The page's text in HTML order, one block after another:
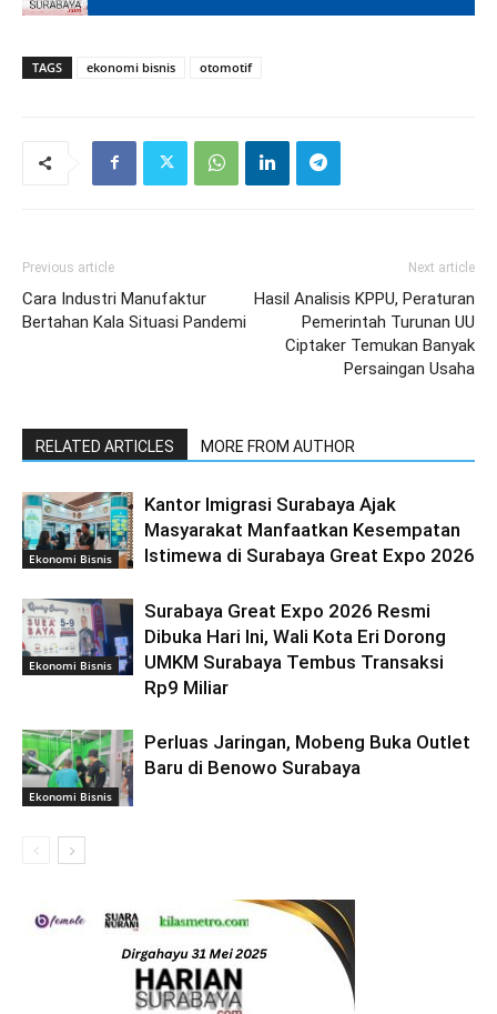
TAGS ekonomi bisnis otomotif
Previous article
Cara Industri Manufaktur
Bertahan Kala Situasi Pandemi
Next article
Hasil Analisis KPPU, Peraturan
Pemerintah Turunan UU
Ciptaker Temukan Banyak
Persaingan Usaha
RELATED ARTICLES MORE FROM AUTHOR
Ekonomi Bisnis
Kantor Imigrasi Surabaya Ajak
Masyarakat Manfaatkan Kesempatan
Istimewa di Surabaya Great Expo 2026
Ekonomi Bisnis
Surabaya Great Expo 2026 Resmi
Dibuka Hari Ini, Wali Kota Eri Dorong
UMKM Surabaya Tembus Transaksi
Rp9 Miliar
Ekonomi Bisnis
Perluas Jaringan, Mobeng Buka Outlet
Baru di Benowo Surabaya